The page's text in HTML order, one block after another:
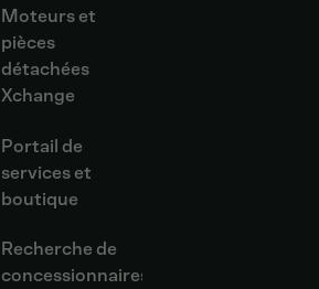
Moteurs et
pièces
détachées
Xchange
Portail de
services et
boutique
Recherche de
concessionnaires